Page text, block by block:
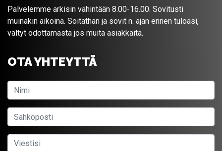
Palvelemme arkisin vähintään 8.00-16.00. Sovitusti
muinakin aikoina. Soitathan ja sovit n. ajan ennen tuloasi,
vältyt odottamasta jos muita asiakkaita.
OTA YHTEYTTÄ